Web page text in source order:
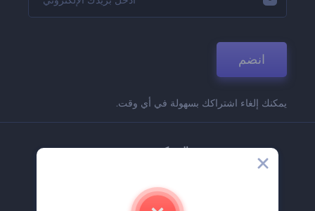
انضم
يمكنك إلغاء اشتراكك بسهولة في أي وقت.
الشركة
اتصل بنا